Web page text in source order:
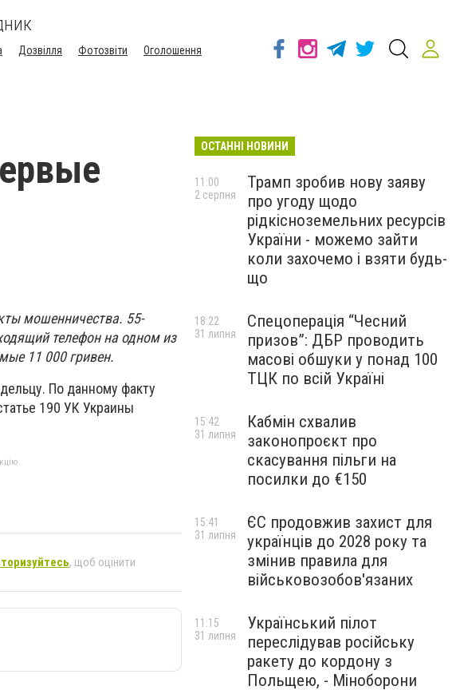
Дозвілля Фотозвіти
Оголошення
мошенничества. 55-
телефон на одном из
11 000 гривен.
По данному факту
190 УК Украины
, щоб оцінити
ОСТАННІ НОВИНИ
Трамп зробив нову заяву
про угоду щодо
рідкісноземельних ресурсів
України - можемо зайти
коли захочемо і взяти будь-
що
11:00
2 серпня
Спецоперація “Чесний
призов”: ДБР проводить
масові обшуки у понад 100
ТЦК по всій Україні
18:22
31 липня
Кабмін схвалив
законопроєкт про
скасування пільги на
посилки до €150
15:42
31 липня
ЄС продовжив захист для
українців до 2028 року та
змінив правила для
військовозобов'язаних
15:41
31 липня
Український пілот
переслідував російську
ракету до кордону з
Польщею, - Міноборони
11:15
31 липня